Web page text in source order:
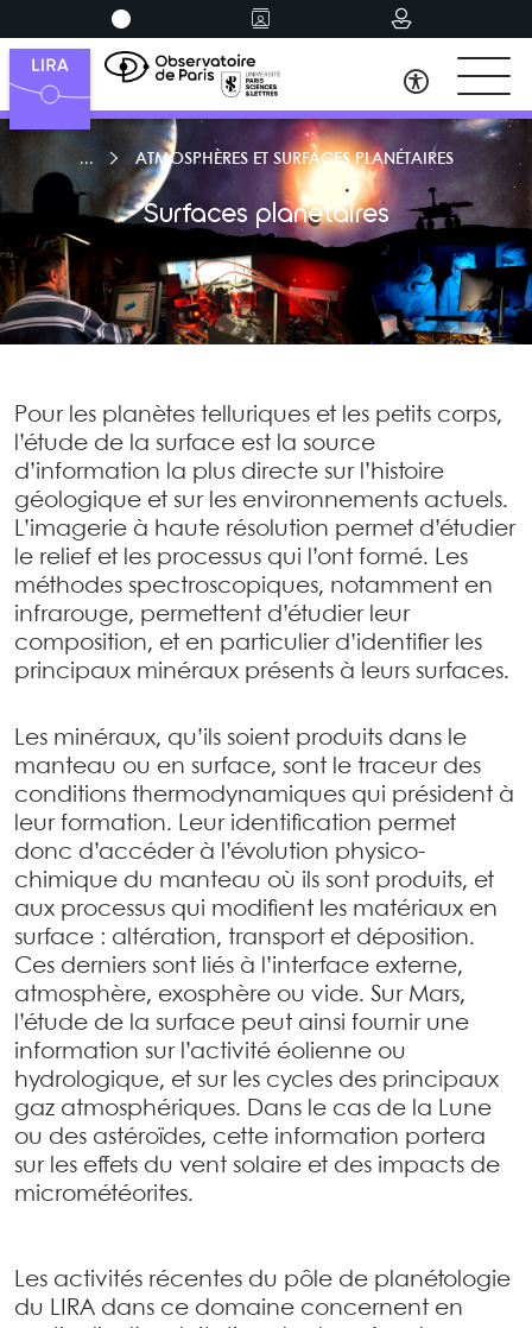
ATMOSPHÈRES ET SURFACES PLANÉTAIRES
Surfaces planétaires
Pour les planètes telluriques et les petits corps,
l’étude de la surface est la source
d’information la plus directe sur l’histoire
géologique et sur les environnements actuels.
L’imagerie à haute résolution permet d’étudier
le relief et les processus qui l’ont formé. Les
méthodes spectroscopiques, notamment en
infrarouge, permettent d’étudier leur
composition, et en particulier d’identifier les
principaux minéraux présents à leurs surfaces.
Les minéraux, qu’ils soient produits dans le
manteau ou en surface, sont le traceur des
conditions thermodynamiques qui président à
leur formation. Leur identification permet
donc d’accéder à l’évolution physico-
chimique du manteau où ils sont produits, et
aux processus qui modifient les matériaux en
surface : altération, transport et déposition.
Ces derniers sont liés à l’interface externe,
atmosphère, exosphère ou vide. Sur Mars,
l’étude de la surface peut ainsi fournir une
information sur l’activité éolienne ou
hydrologique, et sur les cycles des principaux
gaz atmosphériques. Dans le cas de la Lune
ou des astéroïdes, cette information portera
sur les effets du vent solaire et des impacts de
micrométéorites.
Les activités récentes du pôle de planétologie
du LIRA dans ce domaine concernent en